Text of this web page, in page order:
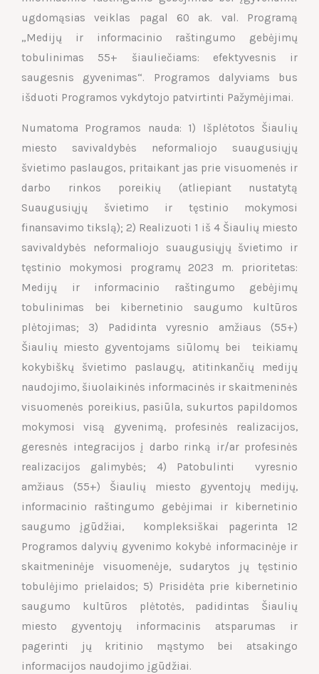
ugdomąsias veiklas pagal 60 ak. val. Programą
„Medijų ir informacinio raštingumo gebėjimų
tobulinimas 55+ šiauliečiams: efektyvesnis ir
saugesnis gyvenimas“. Programos dalyviams bus
išduoti Programos vykdytojo patvirtinti Pažymėjimai.
Numatoma Programos nauda: 1) Išplėtotos Šiaulių
miesto savivaldybės neformaliojo suaugusiųjų
švietimo paslaugos, pritaikant jas prie visuomenės ir
darbo rinkos poreikių (atliepiant nustatytą
Suaugusiųjų švietimo ir tęstinio mokymosi
finansavimo tikslą); 2) Realizuoti 1 iš 4 Šiaulių miesto
savivaldybės neformaliojo suaugusiųjų švietimo ir
tęstinio mokymosi programų 2023 m. prioritetas:
Medijų ir informacinio raštingumo gebėjimų
tobulinimas bei kibernetinio saugumo kultūros
plėtojimas; 3) Padidinta vyresnio amžiaus (55+)
Šiaulių miesto gyventojams siūlomų bei teikiamų
kokybiškų švietimo paslaugų, atitinkančių medijų
naudojimo, šiuolaikinės informacinės ir skaitmeninės
visuomenės poreikius, pasiūla, sukurtos papildomos
mokymosi visą gyvenimą, profesinės realizacijos,
geresnės integracijos į darbo rinką ir/ar profesinės
realizacijos galimybės; 4) Patobulinti vyresnio
amžiaus (55+) Šiaulių miesto gyventojų medijų,
informacinio raštingumo gebėjimai ir kibernetinio
saugumo įgūdžiai, kompleksiškai pagerinta 12
Programos dalyvių gyvenimo kokybė informacinėje ir
skaitmeninėje visuomenėje, sudarytos jų tęstinio
tobulėjimo prielaidos; 5) Prisidėta prie kibernetinio
saugumo kultūros plėtotės, padidintas Šiaulių
miesto gyventojų informacinis atsparumas ir
pagerinti jų kritinio mąstymo bei atsakingo
informacijos naudojimo įgūdžiai.